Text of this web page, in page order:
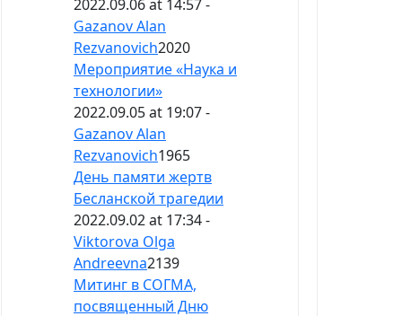
2022.09.06 at 14:57 -
Gazanov Alan
Rezvanovich2020
Мероприятие «Наука и
технологии»
2022.09.05 at 19:07 -
Gazanov Alan
Rezvanovich1965
День памяти жертв
Бесланской трагедии
2022.09.02 at 17:34 -
Viktorova Olga
Andreevna2139
Митинг в СОГМА,
посвященный Дню